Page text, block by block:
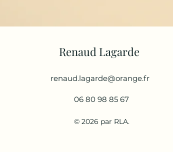
Renaud Lagarde
renaud.lagarde@orange.fr
06 80 98 85 67
© 2026 par RLA.